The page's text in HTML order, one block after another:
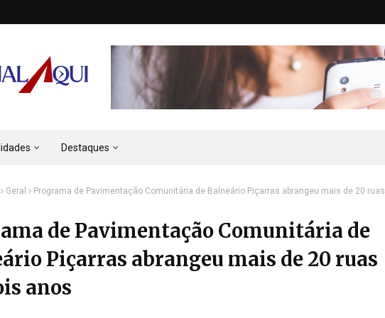
Destaques
Geral
Programa de Pavimentação Comunitária de Balneário Piçarras abrangeu mais de 20 ruas
de Pavimentação Comunitária de
Piçarras abrangeu mais de 20 ruas
anos